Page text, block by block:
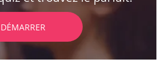
DÉMARRER